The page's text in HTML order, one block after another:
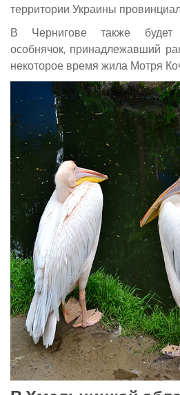
территории Украины
В Чернигове также будет
особнячок, принадлежавший
некоторое время жила Мотря